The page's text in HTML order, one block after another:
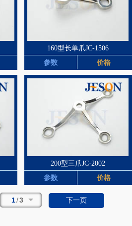
160型长单爪JC-1506
参数
价格
200型三爪JC-2002
参数
价格
1/3 下一页